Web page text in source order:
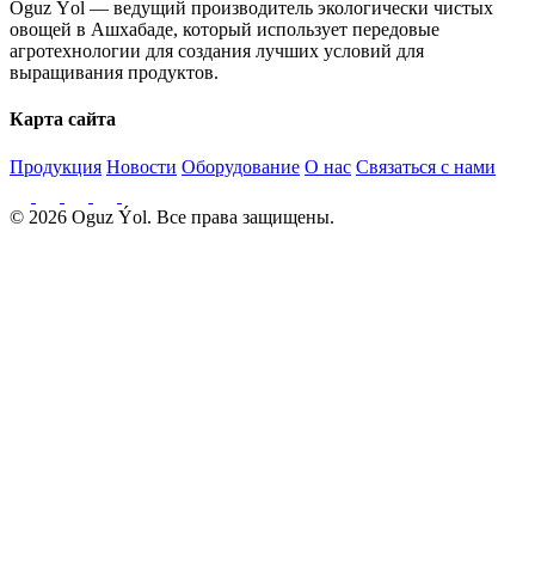
Oguz Ýol — ведущий производитель экологически чистых
овощей в Ашхабаде, который использует передовые
агротехнологии для создания лучших условий для
выращивания продуктов.
Карта сайта
Продукция Новости Оборудование О нас Связаться с нами
© 2026 Oguz Ýol. Все права защищены.